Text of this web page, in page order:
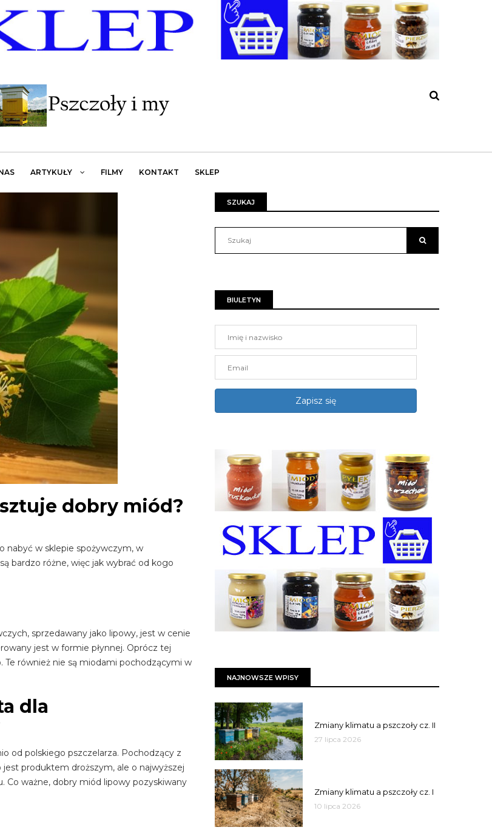
ARTYKUŁY FILMY KONTAKT SKLEP
dobry miód?
nabyć w sklepie spożywczym, w
bardzo różne, więc jak wybrać od kogo
sprzedawany jako lipowy, jest w cenie
jest w formie płynnej. Oprócz tej
Te również nie są miodami pochodzącymi w
dla
od polskiego pszczelarza. Pochodzący z
produktem droższym, ale o najwyższej
Co ważne, dobry miód lipowy pozyskiwany
SZUKAJ
BIULETYN
NAJNOWSZE WPISY
Zmiany klimatu a pszczoły cz. II
27 lipca 2026
Zmiany klimatu a pszczoły cz. I
10 lipca 2026